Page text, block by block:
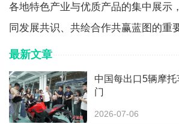
各地特色产业与优质产品的集中展示
同发展共识、共绘合作共赢蓝图的重
最新文章
中国每出口5辆摩
门
2026-07-06